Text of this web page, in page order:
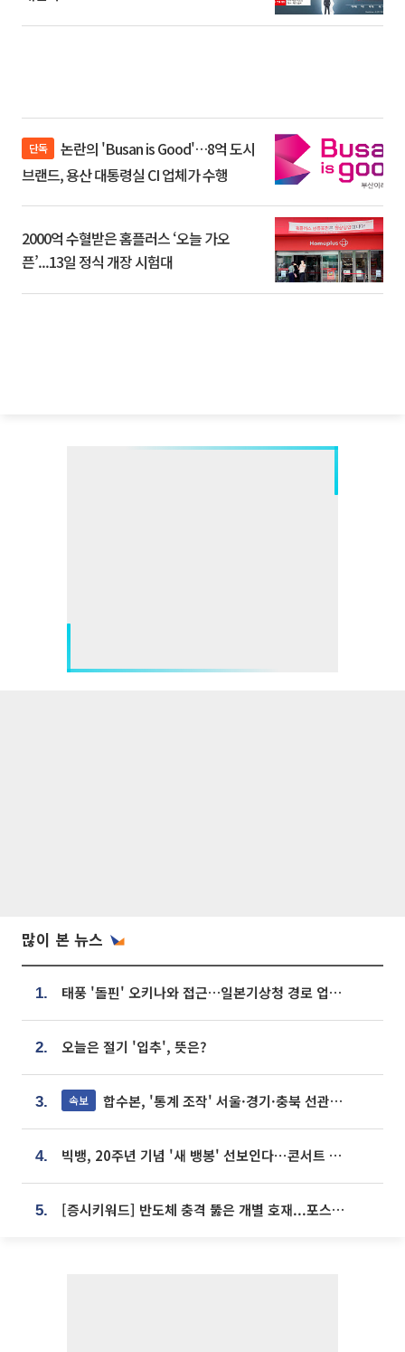
단독
브랜드, 용산 대통령실 CI 업체가 수행
2000억 수혈받은 홈플러스 ‘오늘 가오
픈’...13일 정식 개장 시험대
많이 본 뉴스
1. 태풍 '돌핀' 오키나와 접근…일본기상청 경로 업데이트
2. 오늘은 절기 '입추', 뜻은?
3. 속보 합수본, '통계 조작' 서울·경기·충북 선관위 등 추가 압수수색
4. 빅뱅, 20주년 기념 '새 뱅봉' 선보인다⋯콘서트 앞두고 팝업 개최
5. [증시키워드] 반도체 충격 뚫은 개별 호재...포스코퓨처엠·에코프로·한화솔루션 '눈길'